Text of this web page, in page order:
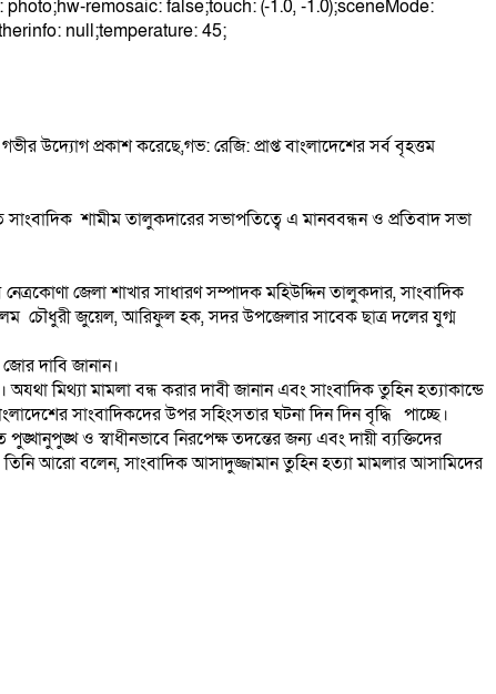
remosaic: false;touch: (-1.0, -1.0);sceneMode:
null;temperature: 45;
উদ্যোগ প্রকাশ করেছে,গভ: রেজি: প্রাপ্ত বাংলাদেশের সর্ব বৃহত্তম
সাংবাদিক শামীম তালুকদারের সভাপতিত্বে এ মানববন্ধন ও প্রতিবাদ সভা
জেলা শাখার সাধারণ সম্পাদক মহিউদ্দিন তালুকদার, সাংবাদিক
চৌধুরী জুয়েল, আরিফুল হক, সদর উপজেলার সাবেক ছাত্র দলের যুগ্ম
দাবি জানান।
মিথ্যা মামলা বন্ধ করার দাবী জানান এবং সাংবাদিক তুহিন হত্যাকান্ডে
সাংবাদিকদের উপর সহিংসতার ঘটনা দিন দিন বৃদ্ধি পাচ্ছে।
ও স্বাধীনভাবে নিরপেক্ষ তদন্তের জন্য এবং দায়ী ব্যক্তিদের
আরো বলেন, সাংবাদিক আসাদুজ্জামান তুহিন হত্যা মামলার আসামিদের